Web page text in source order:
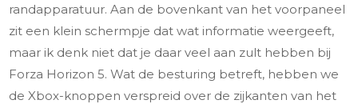
randapparatuur. Aan de bovenkant van het voorpaneel
zit een klein schermpje dat wat informatie weergeeft,
maar ik denk niet dat je daar veel aan zult hebben bij
Forza Horizon 5. Wat de besturing betreft, hebben we
de Xbox-knoppen verspreid over de zijkanten van het